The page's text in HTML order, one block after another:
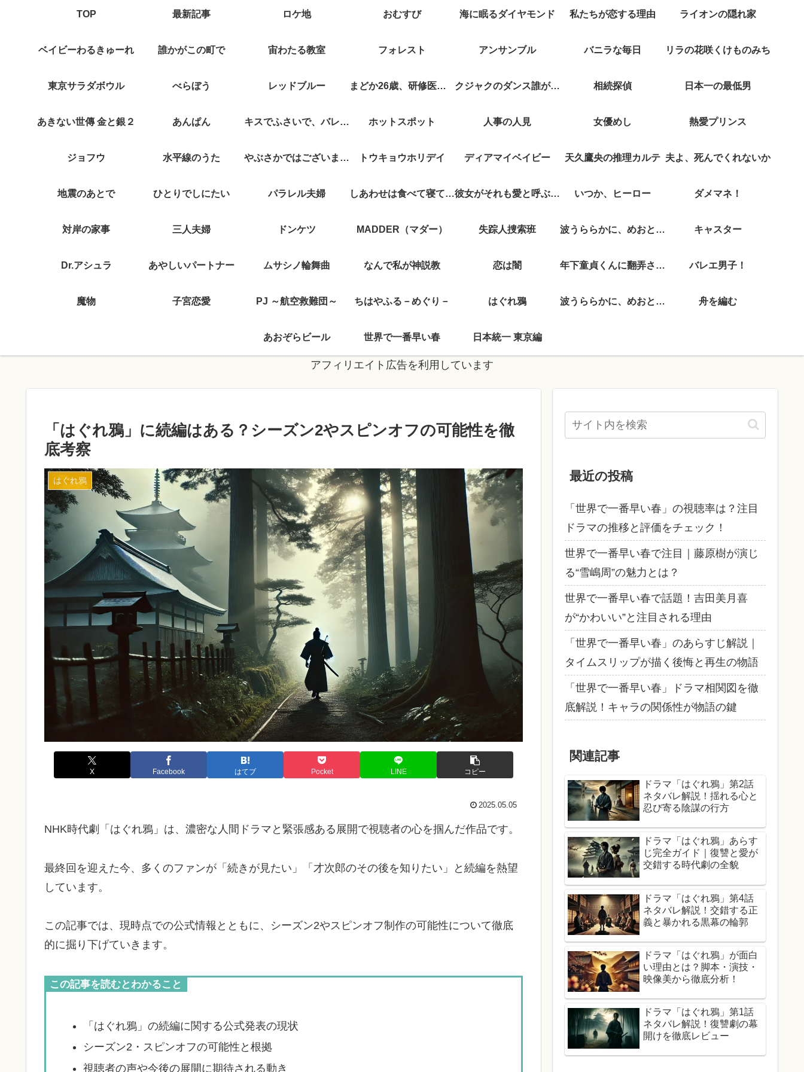
TOP 最新記事 ロケ地 おむすび 海に眠るダイヤモンド 私たちが恋する理由 ライオンの隠れ家
ベイビーわるきゅーれ 誰かがこの町で 宙わたる教室 フォレスト アンサンブル バニラな毎日 リラの花咲くけものみち
東京サラダボウル べらぼう レッドブルー まどか26歳、研修医やってます！ クジャクのダンス誰が見た？ 相続探偵 日本一の最低男
あきない世傳 金と銀２ あんぱん キスでふさいで、バレないで。 ホットスポット 人事の人見 女優めし 熱愛プリンス
ジョフウ 水平線のうた やぶさかではございません トウキョウホリデイ ディアマイベイビー 天久鷹央の推理カルテ 夫よ、死んでくれないか
地震のあとで ひとりでしにたい パラレル夫婦 しあわせは食べて寝て待て 彼女がそれも愛と呼ぶなら いつか、ヒーロー ダメマネ！
対岸の家事 三人夫婦 ドンケツ MADDER（マダー） 失踪人捜索班 波うららかに、めおと日和 キャスター
Dr.アシュラ あやしいパートナー ムサシノ輪舞曲 なんで私が神説教 恋は闇 年下童貞くんに翻弄されてます バレエ男子！
魔物 子宮恋愛 PJ ～航空救難団～ ちはやふる－めぐり－ はぐれ鴉 波うららかに、めおと日和 舟を編む
あおぞらビール 世界で一番早い春 日本統一 東京編
アフィリエイト広告を利用しています
「はぐれ鴉」に続編はある？シーズン2やスピンオフの可能性を徹
底考察
はぐれ鴉
X Facebook はてブ Pocket LINE コピー
2025.05.05
NHK時代劇「はぐれ鴉」は、濃密な人間ドラマと緊張感ある展開で視聴者の心を掴んだ作品です。
最終回を迎えた今、多くのファンが「続きが見たい」「才次郎のその後を知りたい」と続編を熱望
しています。
この記事では、現時点での公式情報とともに、シーズン2やスピンオフ制作の可能性について徹底
的に掘り下げていきます。
この記事を読むとわかること
「はぐれ鴉」の続編に関する公式発表の現状
シーズン2・スピンオフの可能性と根拠
視聴者の声や今後の展開に期待される動き
最近の投稿
「世界で一番早い春」の視聴率は？注目
ドラマの推移と評価をチェック！
世界で一番早い春で注目｜藤原樹が演じ
る“雪嶋周”の魅力とは？
世界で一番早い春で話題！吉田美月喜
が“かわいい”と注目される理由
「世界で一番早い春」のあらすじ解説｜
タイムスリップが描く後悔と再生の物語
「世界で一番早い春」ドラマ相関図を徹
底解説！キャラの関係性が物語の鍵
関連記事
ドラマ「はぐれ鴉」第2話
ネタバレ解説！揺れる心と
忍び寄る陰謀の行方
ドラマ「はぐれ鴉」あらす
じ完全ガイド｜復讐と愛が
交錯する時代劇の全貌
ドラマ「はぐれ鴉」第4話
ネタバレ解説！交錯する正
義と暴かれる黒幕の輪郭
ドラマ「はぐれ鴉」が面白
い理由とは？脚本・演技・
映像美から徹底分析！
ドラマ「はぐれ鴉」第1話
ネタバレ解説！復讐劇の幕
開けを徹底レビュー